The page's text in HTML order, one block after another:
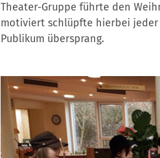
Theater-Gruppe führte den
motiviert schlüpfte hierbei jeder
Publikum übersprang.